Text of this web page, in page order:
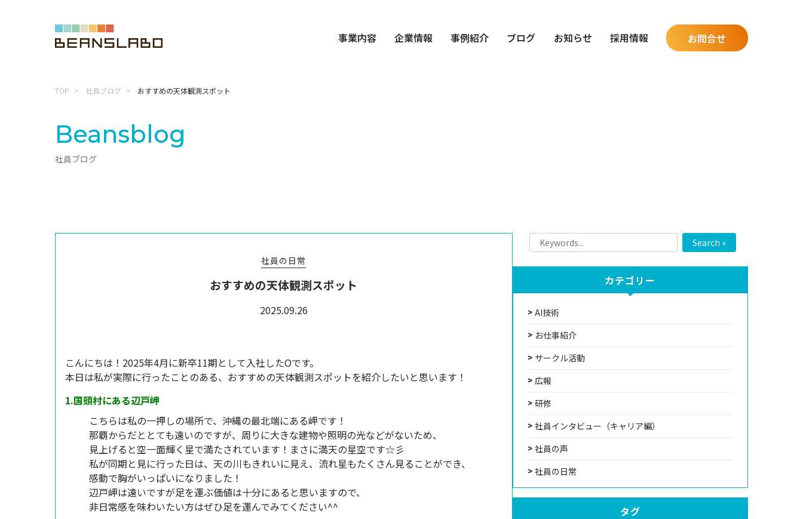
事業内容 企業情報 事例紹介 ブログ お知らせ 採用情報 お問合せ
TOP 社員ブログ おすすめの天体観測スポット
Beansblog
社員ブログ
社員の日常
おすすめの天体観測スポット
2025.09.26
こんにちは！2025年4月に新卒11期として入社したOです。
本日は私が実際に行ったことのある、おすすめの天体観測スポットを紹介したいと思います！
1.国頭村にある辺戸岬
こちらは私の一押しの場所で、沖縄の最北端にある岬です！
那覇からだととても遠いのですが、周りに大きな建物や照明の光などがないため、
見上げると空一面輝く星で満たされています！まさに満天の星空です☆彡
私が同期と見に行った日は、天の川もきれいに見え、流れ星もたくさん見ることができ、
感動で胸がいっぱいになりました！
辺戸岬は遠いですが足を運ぶ価値は十分にあると思いますので、
非日常感を味わいたい方はぜひ足を運んでみてください^^
Search »
カテゴリー
AI技術
お仕事紹介
サークル活動
広報
研修
社員インタビュー（キャリア編）
社員の声
社員の日常
タグ